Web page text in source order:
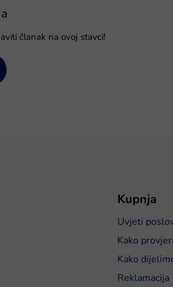
članak na ovoj stavci!
Kupnja
Uvjeti
Kako
Kako
Reklamacija